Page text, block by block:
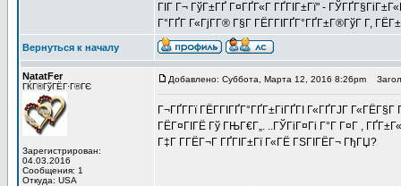
ГІГ Г¬ ГўГ±ГҐ Г¤ГҐГ«Г ГҐГІГ±Гї" -
Г°ГҐГ Г«ГјГ­Г® Г§Г ГЁГ­ГІГҐГ°ГҐГ±Г®ГўГ Г­,
Вернуться к началу
NatatFer
ГЌГ®ГўГЁГ·Г®ГЄ
Зарегистрирован:
04.03.2016
Сообщения: 1
Откуда: USA
Добавлено: Суббота, Марта 12, 2016 8:26pm
Г¬ГҐГ­Гї ГЁГ­ГІГҐГ°ГҐГ±ГіГҐГІ Г«ГҐГЈГ
ГЁГ¤ГІГЁ Гў ГЊГ€Г„. ..ГЎГіГ¤Гі Г°Г Г¤Г ,
Г‡Г Г­ГЁГ¬Г ГҐГІГ±Гї Г«ГЁ ГЅГІГЁГ¬ ГђГЏ?